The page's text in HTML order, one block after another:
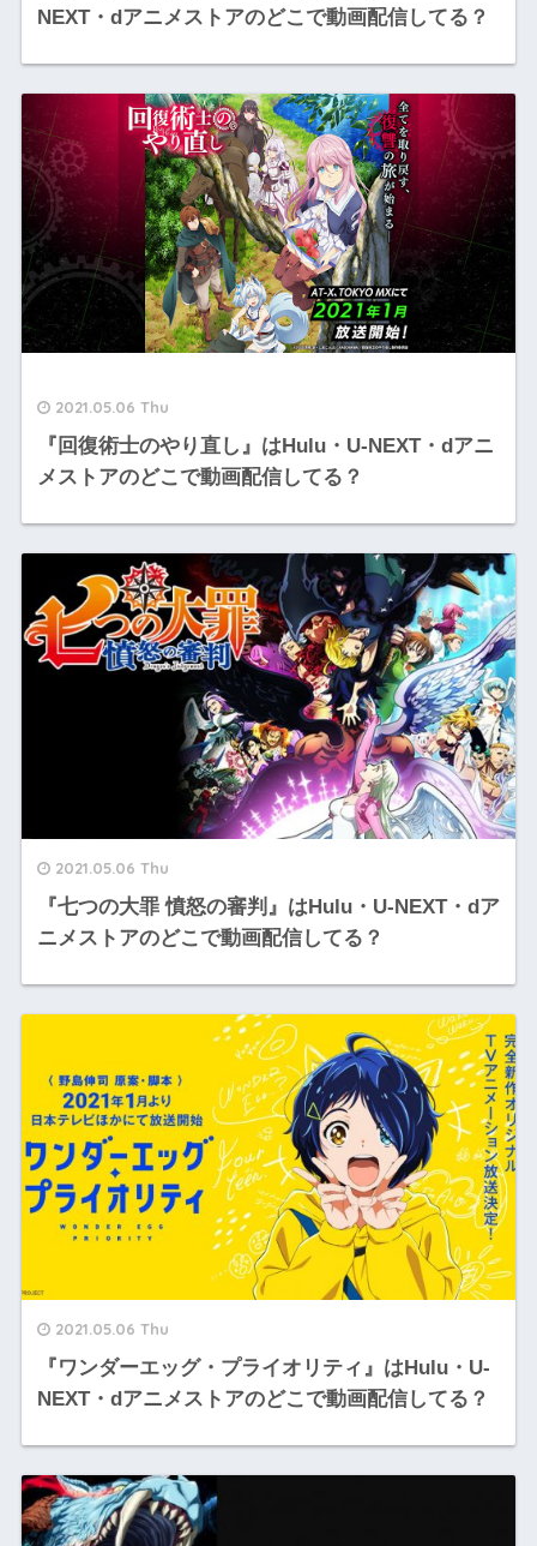
NEXT・dアニメストアのどこで動画配信してる？
2021.05.06 Thu
『回復術士のやり直し』はHulu・U-NEXT・dアニ
メストアのどこで動画配信してる？
2021.05.06 Thu
『七つの大罪 憤怒の審判』はHulu・U-NEXT・dア
ニメストアのどこで動画配信してる？
2021.05.06 Thu
『ワンダーエッグ・プライオリティ』はHulu・U-
NEXT・dアニメストアのどこで動画配信してる？